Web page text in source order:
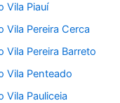
Vila Piauí
Pereira Cerca
Pereira Barreto
Vila Penteado
Pauliceia